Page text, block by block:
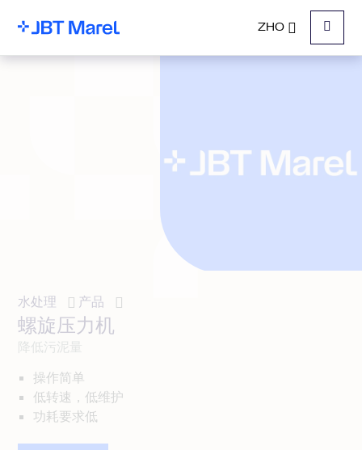
ZHO
菜单
水处理 产品
螺旋压力机
降低污泥量
操作简单
低转速，低维护
功耗要求低